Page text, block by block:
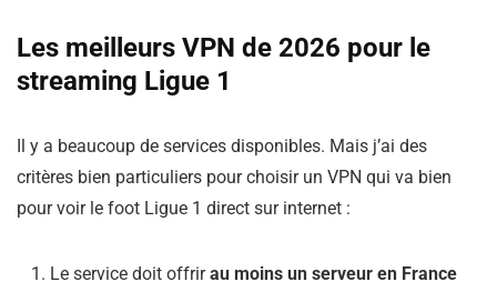
Les meilleurs VPN de 2026 pour le
streaming Ligue 1
Il y a beaucoup de services disponibles. Mais j’ai des
critères bien particuliers pour choisir un VPN qui va bien
pour voir le foot Ligue 1 direct sur internet :
Le service doit offrirau moins un serveur en France